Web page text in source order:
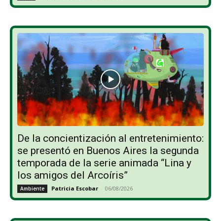
De la concientización al entretenimiento:
se presentó en Buenos Aires la segunda
temporada de la serie animada “Lina y
los amigos del Arcoíris”
Ambiente Patricia Escobar - 06/08/2026